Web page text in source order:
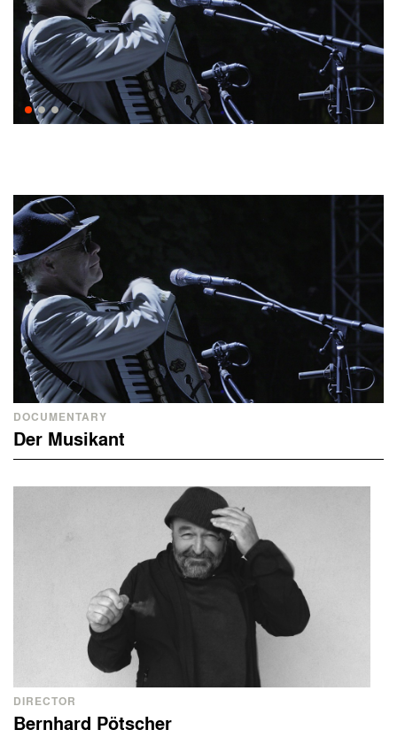
DOCUMENTARY
Der Musikant
DIRECTOR
Bernhard Pötscher